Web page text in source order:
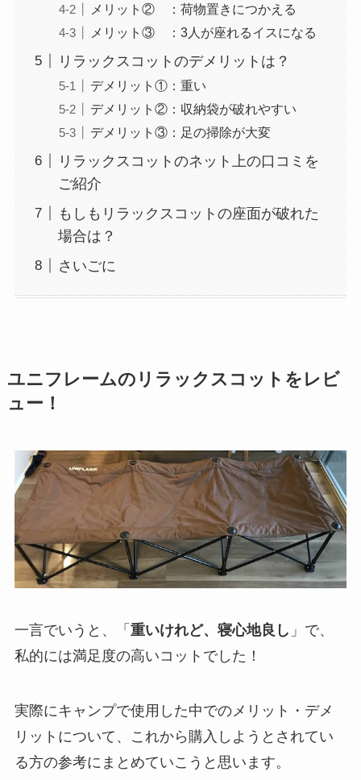
メリット② ：荷物置きにつかえる
メリット③ ：3人が座れるイスになる
リラックスコットのデメリットは？
デメリット①：重い
デメリット②：収納袋が破れやすい
デメリット③：足の掃除が大変
リラックスコットのネット上の口コミを
ご紹介
もしもリラックスコットの座面が破れた
場合は？
さいごに
ユニフレームのリラックスコットをレビ
ュー！
一言でいうと、「 重いけれど、寝心地良し 」で、
私的には満足度の高いコットでした！
実際にキャンプで使用した中でのメリット・デメ
リットについて、これから購入しようとされてい
る方の参考にまとめていこうと思います。